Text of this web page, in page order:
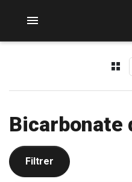

Bicarbonate
Filtrer